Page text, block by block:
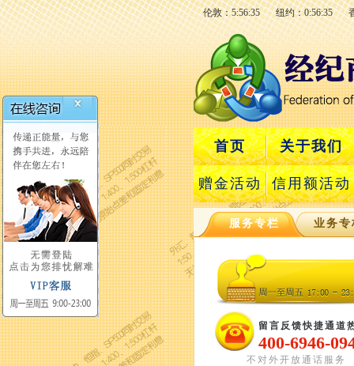
伦敦：5:56:36 纽约：0:56:36
首页 关于我们
赠金活动 信用额活动
服务专栏 业务专
留言反馈快捷通道
400-6946-
不对外开放通话服务